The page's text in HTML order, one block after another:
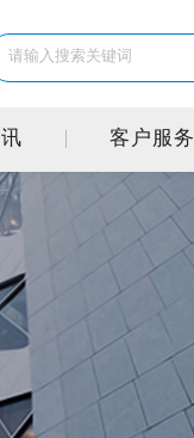
客户服务